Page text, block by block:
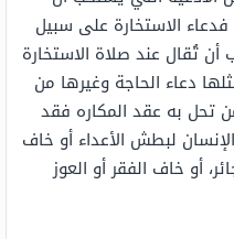
الاستخارة على سبيل
تُقال عند صلاة الاستخارة
دعاء الحاجة وغيرها من
تحل به عقد المكاره فقد
لبطش الأعداء أو خاف
أو خاف الفقر أو العوز